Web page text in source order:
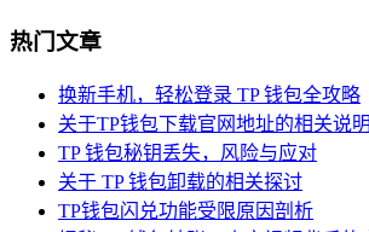
热门文章
换新手机，轻松登录 TP 钱包全攻略
关于TP钱包下载官网地址的相关说明
TP 钱包秘钥丢失，风险与应对
关于 TP 钱包卸载的相关探讨
TP钱包闪兑功能受限原因剖析